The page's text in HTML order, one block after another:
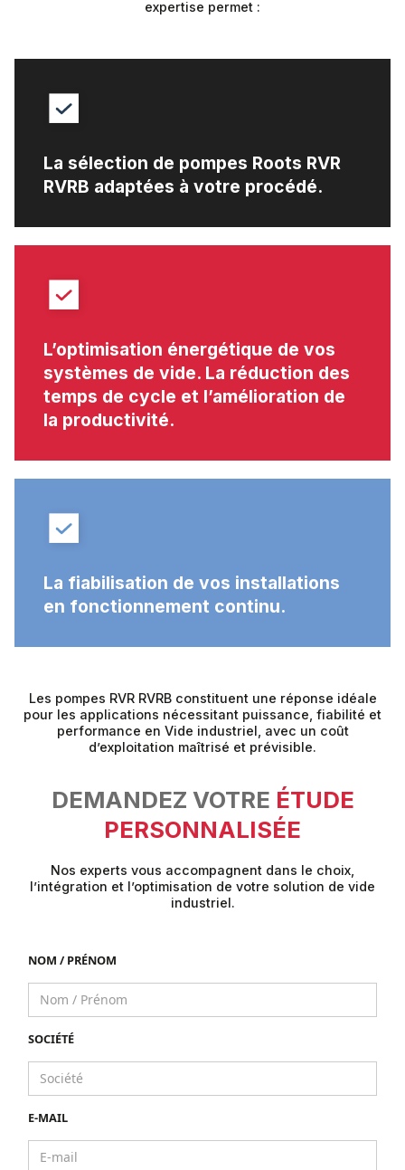
expertise permet :
La sélection de pompes Roots RVR
RVRB adaptées à votre procédé.
L’optimisation énergétique de vos
systèmes de vide. La réduction des
temps de cycle et l’amélioration de
la productivité.
La fiabilisation de vos installations
en fonctionnement continu.
Les pompes RVR RVRB constituent une réponse idéale
pour les applications nécessitant puissance, fiabilité et
performance en Vide industriel, avec un coût
d’exploitation maîtrisé et prévisible.
DEMANDEZ VOTRE ÉTUDE
PERSONNALISÉE
Nos experts vous accompagnent dans le choix,
l’intégration et l’optimisation de votre solution de vide
industriel.
NOM / PRÉNOM
SOCIÉTÉ
E-MAIL